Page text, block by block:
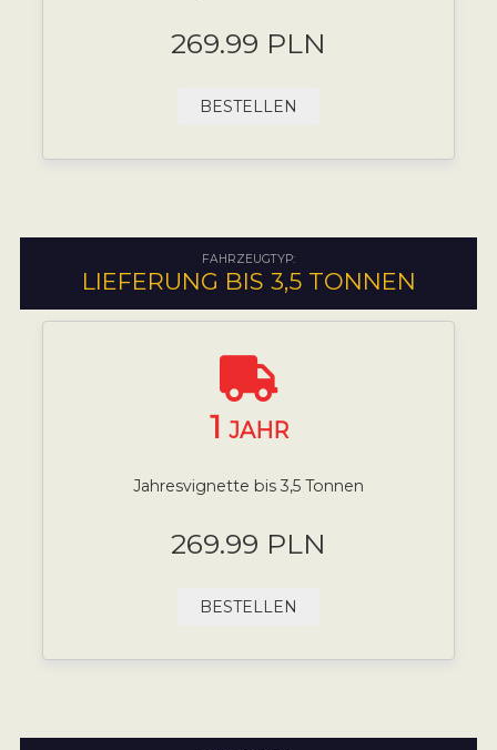
269.99 PLN
BESTELLEN
FAHRZEUGTYP:
LIEFERUNG BIS 3,5 TONNEN
1 JAHR
Jahresvignette bis 3,5 Tonnen
269.99 PLN
BESTELLEN